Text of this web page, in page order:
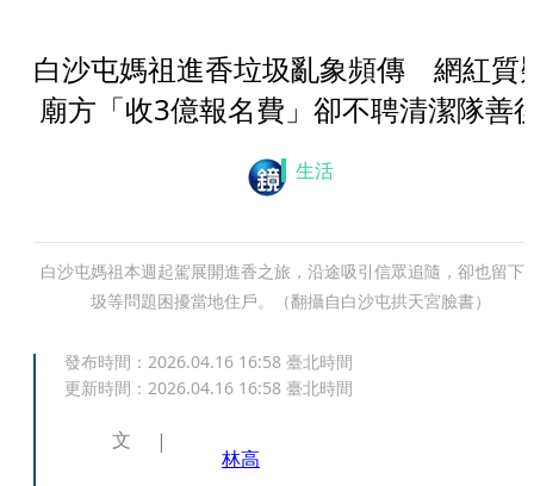
白沙屯媽祖進香垃圾亂象頻傳 網紅質
廟方「收3億報名費」卻不聘清潔隊善
生活
白沙屯媽祖本週起駕展開進香之旅，沿途吸引信眾追隨，卻也留下
圾等問題困擾當地住戶。（翻攝自白沙屯拱天宮 臉書）
發布時間： 2026.04.16 16:58 臺北時間
更新時間： 2026.04.16 16:58 臺北時間
文
林高